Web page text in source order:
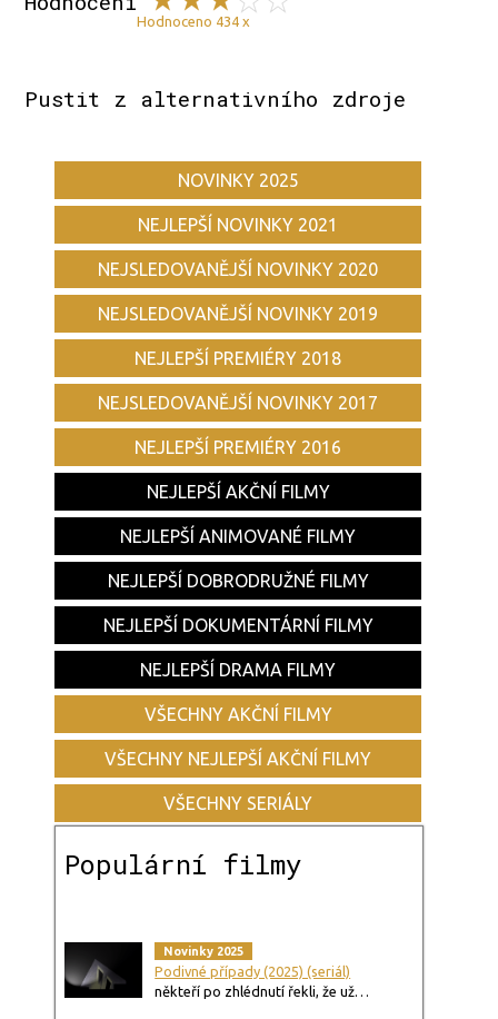
Hodnoceno 434 x
Pustit z alternativního zdroje
NOVINKY 2025
NEJLEPŠÍ NOVINKY 2021
NEJSLEDOVANĚJŠÍ NOVINKY 2020
NEJSLEDOVANĚJŠÍ NOVINKY 2019
NEJLEPŠÍ PREMIÉRY 2018
NEJSLEDOVANĚJŠÍ NOVINKY 2017
NEJLEPŠÍ PREMIÉRY 2016
NEJLEPŠÍ AKČNÍ FILMY
NEJLEPŠÍ ANIMOVANÉ FILMY
NEJLEPŠÍ DOBRODRUŽNÉ FILMY
NEJLEPŠÍ DOKUMENTÁRNÍ FILMY
NEJLEPŠÍ DRAMA FILMY
VŠECHNY AKČNÍ FILMY
VŠECHNY NEJLEPŠÍ AKČNÍ FILMY
VŠECHNY SERIÁLY
Populární filmy
Novinky 2025
Podivné případy (2025) (seriál)
někteří po zhlédnutí řekli, že už…